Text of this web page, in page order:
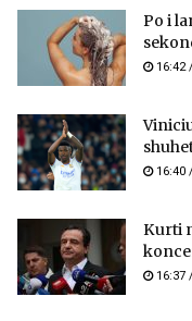
Po i
16:42
16:40
Kurti
16:37